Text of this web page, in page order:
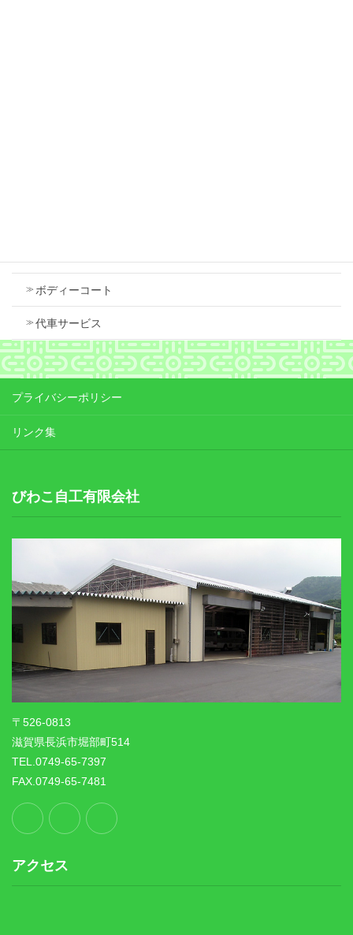
ボディーコート
代車サービス
プライバシーポリシー
リンク集
びわこ自工有限会社
〒526-0813
滋賀県長浜市堀部町514
TEL.0749-65-7397
FAX.0749-65-7481
アクセス